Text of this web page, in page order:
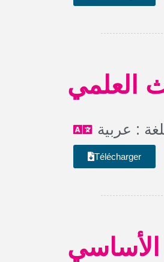
العلمي
: عربية
Télécharger
الأساسي